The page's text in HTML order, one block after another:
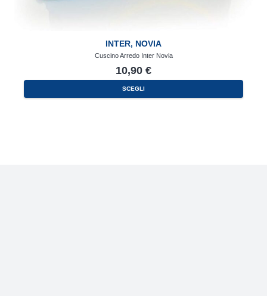
INTER, NOVIA
Cuscino Arredo Inter Novia
10,90 €
SCEGLI